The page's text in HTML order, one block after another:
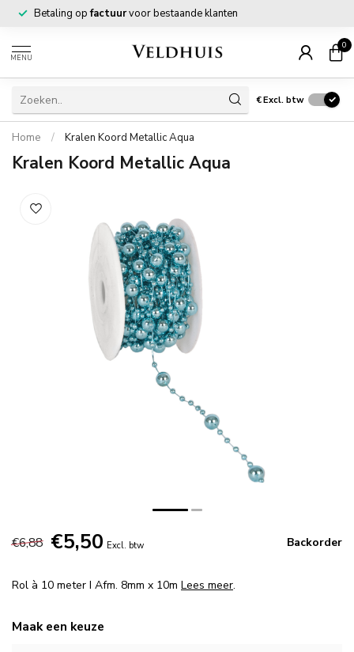
Betaling opfactuurvoor bestaande klanten
MENU
0
€Excl. btw
Home / Kralen Koord Metallic Aqua
Kralen Koord Metallic Aqua
€6,88 €5,50 Excl. btw Backorder
Rol à 10 meter I Afm. 8mm x 10m Lees meer.
Maak een keuze